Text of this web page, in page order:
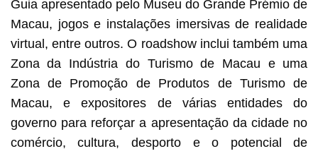
Guia apresentado pelo Museu do Grande Prémio de
Macau, jogos e instalações imersivas de realidade
virtual, entre outros. O roadshow inclui também uma
Zona da Indústria do Turismo de Macau e uma
Zona de Promoção de Produtos de Turismo de
Macau, e expositores de várias entidades do
governo para reforçar a apresentação da cidade no
comércio, cultura, desporto e o potencial de